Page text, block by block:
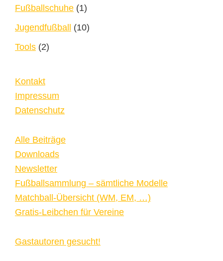
Fußballschuhe (1)
Jugendfußball
(10)
Tools (2)
Kontakt
Impressum
Datenschutz
Alle Beiträge
Downloads
Newsletter
Fußballsammlung – sämtliche Modelle
Matchball-Übersicht (WM, EM, …)
Gratis-Leibchen für Vereine
Gastautoren gesucht!